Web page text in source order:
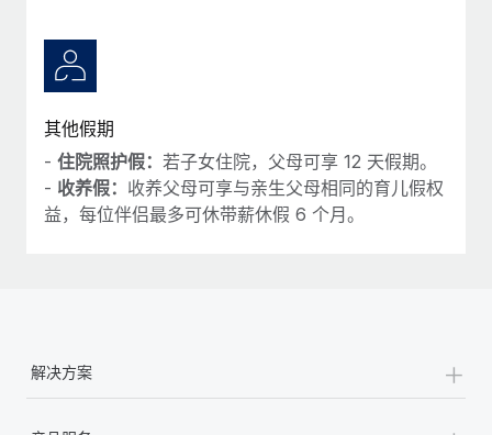
其他假期
- 住院照护假： 若子女住院，父母可享 12 天假期。
- 收养假： 收养父母可享与亲生父母相同的育儿假权
益，每位伴侣最多可休带薪休假 6 个月。
解决方案 +